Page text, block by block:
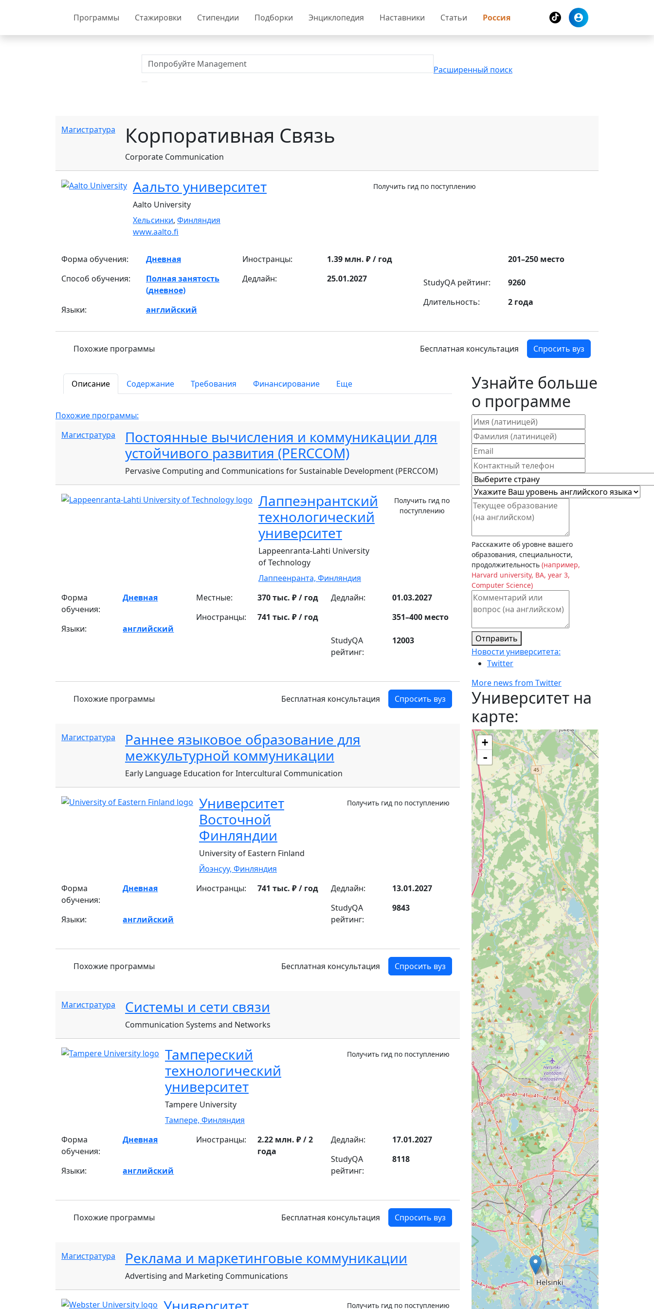
Программы Стажировки Стипендии Подборки Энциклопедия Наставники Статьи Россия
Расширенный поиск
Магистратура Корпоративная Связь
Corporate Communication
Аальто университет
Aalto University
Хельсинки, Финляндия
www.aalto.fi
Получить гид по поступлению
Форма обучения:
Дневная
Способ обучения:
Полная занятость
(дневное)
Языки:
английский
Иностранцы:
1.39 млн. ₽ / год
Дедлайн:
25.01.2027
201–250 место
StudyQA рейтинг:
9260
Длительность:
2 года
Похожие программы Бесплатная консультация Спросить вуз
Описание Содержание Требования Финансирование Еще
Похожие программы:
Магистратура
Постоянные вычисления и коммуникации для
устойчивого развития (PERCCOM)
Pervasive Computing and Communications for Sustainable Development (PERCCOM)
Лаппеэнрантский
технологический
университет
Lappeenranta-Lahti University
of Technology
Лаппеенранта, Финляндия
Получить гид по
поступлению
Форма
обучения:
Дневная
Языки: английский
Местные:
370 тыс. ₽ / год
Иностранцы:
741 тыс. ₽ / год
Дедлайн:
01.03.2027
351–400 место
StudyQA
рейтинг:
12003
Похожие программы Бесплатная консультация Спросить вуз
Магистратура
Раннее языковое образование для
межкультурной коммуникации
Early Language Education for Intercultural Communication
Университет
Восточной
Финляндии
University of Eastern Finland
Йоэнсуу, Финляндия
Получить гид по поступлению
Форма
обучения:
Дневная
Языки: английский
Иностранцы: 741 тыс. ₽ / год Дедлайн:
13.01.2027
StudyQA
рейтинг:
9843
Похожие программы Бесплатная консультация Спросить вуз
Магистратура Системы и сети связи
Communication Systems and Networks
Тампереский
технологический
университет
Tampere University
Тампере, Финляндия
Получить гид по поступлению
Форма
обучения:
Дневная
Языки: английский
Иностранцы:
2.22 млн. ₽ / 2
года
Дедлайн:
17.01.2027
StudyQA
рейтинг:
8118
Похожие программы Бесплатная консультация Спросить вуз
Магистратура Реклама и маркетинговые коммуникации
Advertising and Marketing Communications
Получить гид по поступлению
Узнайте больше
о программе
Расскажите об уровне вашего
образования, специальности,
продолжительность (например,
Harvard university, BA, year 3,
Computer Science)
Отправить
Новости университета:
Twitter
More news from Twitter
Университет на
карте:
+
-